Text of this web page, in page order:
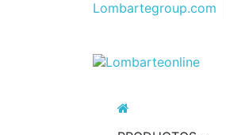
Lombartegroup.com